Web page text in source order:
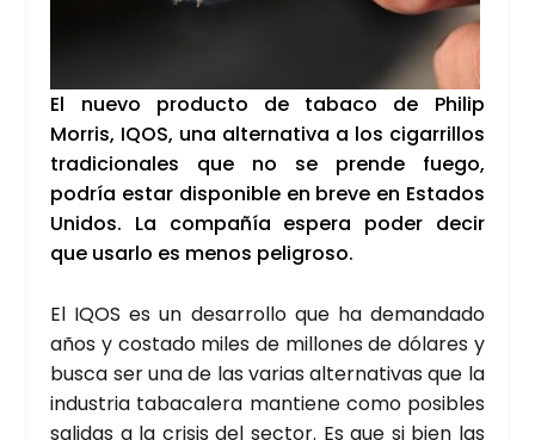
El nue­vo pro­duc­to de taba­co de Phi­lip
Morris, IQOS, una alter­na­ti­va a los ciga­rri­llos
tra­di­cio­na­les que no se pren­de fue­go,
podría estar dis­po­ni­ble en bre­ve en Esta­dos
Uni­dos. La com­pa­ñía espe­ra poder decir
que usar­lo es menos peli­gro­so.
El IQOS es un desa­rro­llo que ha deman­da­do
años y cos­ta­do miles de millo­nes de dóla­res y
bus­ca ser una de las varias alter­na­ti­vas que la
indus­tria taba­ca­le­ra man­tie­ne como posi­bles
sali­das a la cri­sis del sec­tor. Es que si bien las